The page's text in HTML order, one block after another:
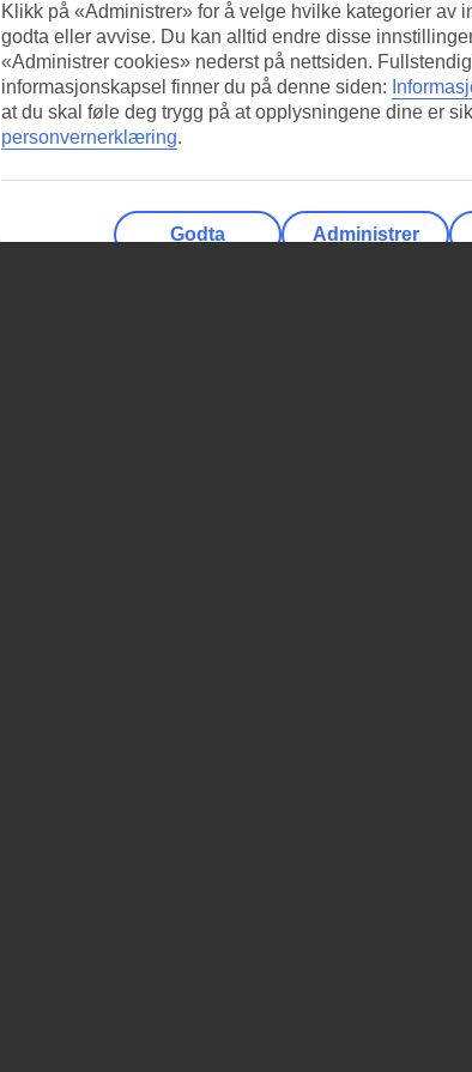
Klikk på «Administrer» for å velge hvilke kategorier av
godta eller avvise. Du kan alltid endre disse
«Administrer cookies» nederst på nettsiden.
informasjonskapsel finner du på denne siden:
at du skal føle deg trygg på at opplysningene dine er
personvernerklæring.
Godta Administrer